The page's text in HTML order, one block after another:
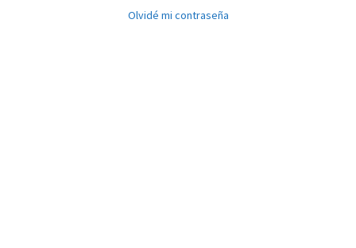
Olvidé mi contraseña